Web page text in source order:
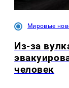
Мировые
Из-за
человек